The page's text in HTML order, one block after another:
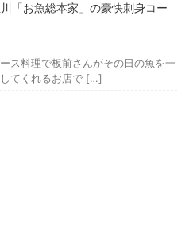
「お魚総本家」の豪快刺身コー
ス料理で板前さんがその日の魚を一
てくれるお店で […]